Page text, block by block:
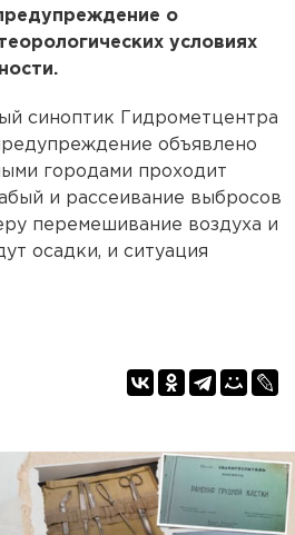
о
условиях
синоптик Гидрометцентра
объявлено
городами проходит
и рассеивание выбросов
перемешивание воздуха и
осадки, и ситуация